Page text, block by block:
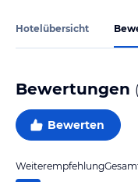
Hotelübersicht
Bewertungen (
Bewerten
Weiterempfehlung